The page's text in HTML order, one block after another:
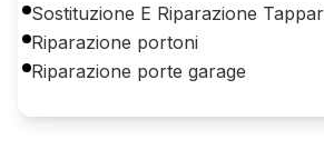
Sostituzione E Riparazione
Riparazione portoni
Riparazione porte garage